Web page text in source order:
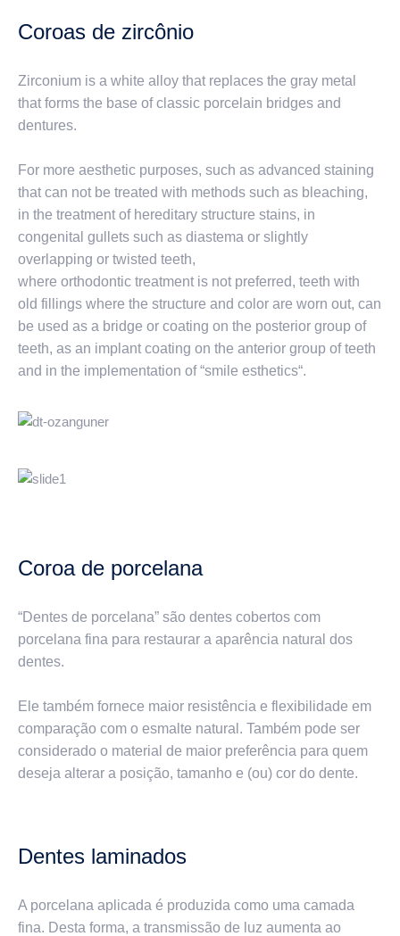
Coroas de zircônio
Zirconium is a white alloy that replaces the gray metal
that forms the base of classic porcelain bridges and
dentures.
For more aesthetic purposes, such as advanced staining
that can not be treated with methods such as bleaching,
in the treatment of hereditary structure stains, in
congenital gullets such as diastema or slightly
overlapping or twisted teeth,
where orthodontic treatment is not preferred, teeth with
old fillings where the structure and color are worn out, can
be used as a bridge or coating on the posterior group of
teeth, as an implant coating on the anterior group of teeth
and in the implementation of “smile esthetics“.
Coroa de porcelana
“Dentes de porcelana” são dentes cobertos com
porcelana fina para restaurar a aparência natural dos
dentes.
Ele também fornece maior resistência e flexibilidade em
comparação com o esmalte natural. Também pode ser
considerado o material de maior preferência para quem
deseja alterar a posição, tamanho e (ou) cor do dente.
Dentes laminados
A porcelana aplicada é produzida como uma camada
fina. Desta forma, a transmissão de luz aumenta ao